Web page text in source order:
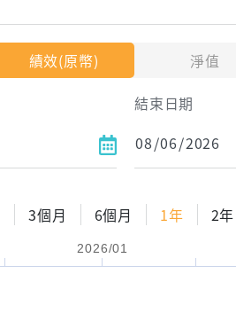
績效(原幣)
淨值
結束日期
3個月 6個月 1年 2年
2026/01